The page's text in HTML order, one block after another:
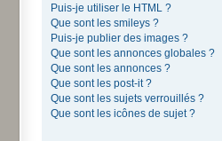
Puis-je utiliser le HTML ?
Que sont les smileys ?
Puis-je publier des images ?
Que sont les annonces globales ?
Que sont les annonces ?
Que sont les post-it ?
Que sont les sujets verrouillés ?
Que sont les icônes de sujet ?